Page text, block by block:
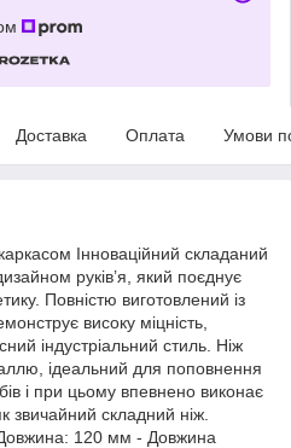
Доставка Оплата Умови
Інноваційний складаний
руків’я, який поєднує
Повністю виготовлений із
високу міцність,
індустріальний стиль. Ніж
ідеальний для поповнення
і при цьому впевнено виконає
звичайний складний ніж.
120 мм - Довжина